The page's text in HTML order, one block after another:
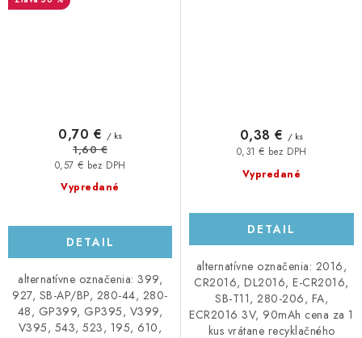
Vypredané
0,57 € bez DPH
0,70 € / ks
1,60 €
DETAIL
alternatívne označenia: 399,
927, SB-AP/BP, 280-44, 280-
48, GP399, GP395, V399,
V395, 543, 523, 195, 610,
Vypredané
0,31 € bez DPH
0,38 € / ks
DETAIL
alternatívne označenia: 2016,
CR2016, DL2016, E-CR2016,
SB-T11, 280-206, FA,
ECR2016 3V, 90mAh cena za 1
kus vrátane recyklačného